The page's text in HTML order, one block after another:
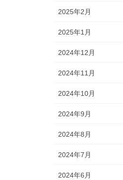
2025年2月
2025年1月
2024年12月
2024年11月
2024年10月
2024年9月
2024年8月
2024年7月
2024年6月